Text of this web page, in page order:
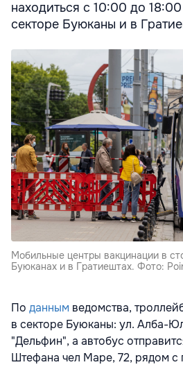
находиться с 10:00 до
секторе Буюканы и в
Мобильные центры вакцинации в
Буюканах и в Гратиештах. Фото:
По данным ведомства,
в секторе Буюканы: ул. Алба-
"Дельфин", а автобус
Штефана чел Маре, 72, рядом с